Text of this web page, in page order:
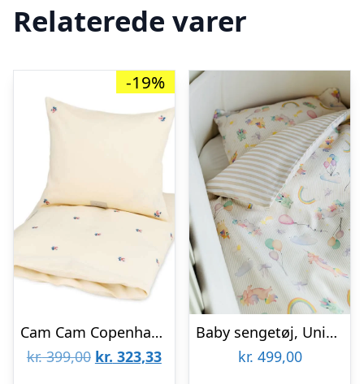
Relaterede varer
-19%
Cam Cam Copenhagen Sengetøj – Baby – Broderet – GOTS – Berries
kr.399,00 Den
kr. 323,33Den
Baby sengetøj, Unicorn Rose/Beige 70×100 cm
kr. 499,00